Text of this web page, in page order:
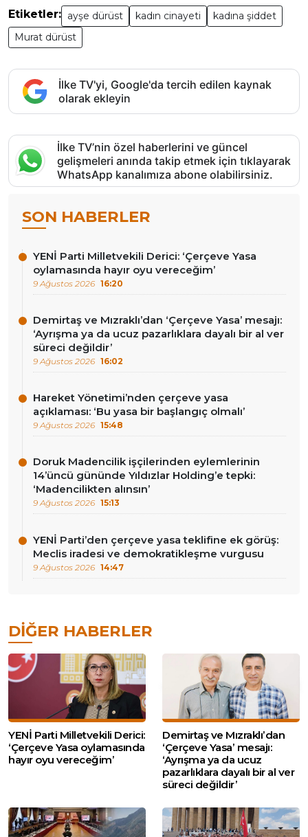
Etiketler: ayşe dürüst kadın cinayeti
kadına şiddet
Murat dürüst
İlke TV'yi, Google'da tercih edilen kaynak
olarak ekleyin
İlke TV’nin özel haberlerini ve güncel
gelişmeleri anında takip etmek için tıklayarak
WhatsApp kanalımıza abone olabilirsiniz.
SON HABERLER
YENİ Parti Milletvekili Derici: ‘Çerçeve Yasa
oylamasında hayır oyu vereceğim’
9 Ağustos 2026 16:20
Demirtaş ve Mızraklı’dan ‘Çerçeve Yasa’ mesajı:
‘Ayrışma ya da ucuz pazarlıklara dayalı bir al ver
süreci değildir’
9 Ağustos 2026 16:02
Hareket Yönetimi’nden çerçeve yasa
açıklaması: ‘Bu yasa bir başlangıç olmalı’
9 Ağustos 2026 15:48
Doruk Madencilik işçilerinden eylemlerinin
14’üncü gününde Yıldızlar Holding’e tepki:
‘Madencilikten alınsın’
9 Ağustos 2026 15:13
YENİ Parti’den çerçeve yasa teklifine ek görüş:
Meclis iradesi ve demokratikleşme vurgusu
9 Ağustos 2026 14:47
DIĞER HABERLER
YENİ Parti Milletvekili Derici:
‘Çerçeve Yasa oylamasında
hayır oyu vereceğim’
Demirtaş ve Mızraklı’dan
‘Çerçeve Yasa’ mesajı:
‘Ayrışma ya da ucuz
pazarlıklara dayalı bir al ver
süreci değildir’